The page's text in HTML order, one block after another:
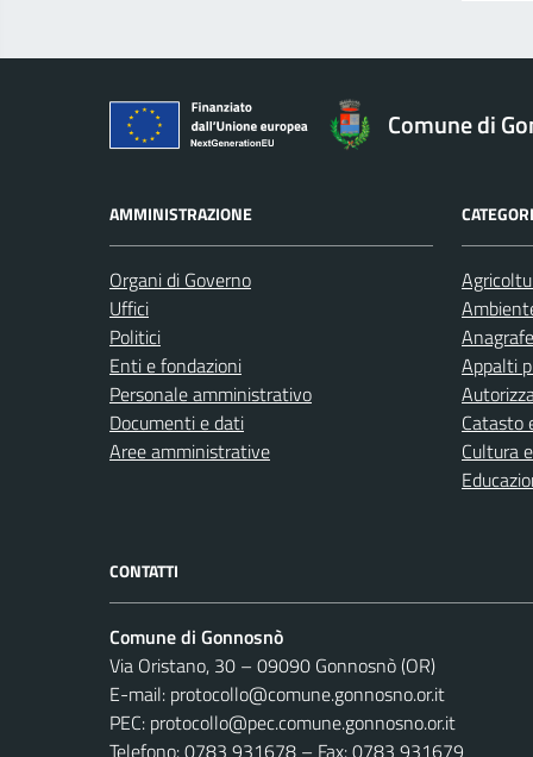
Comune di
AMMINISTRAZIONE
Organi di Governo
Uffici
Politici
Enti e fondazioni
Personale amministrativo
Documenti e dati
Aree amministrative
Appalti
Catasto
Cultura
CONTATTI
Comune di Gonnosnò
Via Oristano, 30 – 09090 Gonnosnò (OR)
E-mail: protocollo@comune.gonnosno.or.it
PEC: protocollo@pec.comune.gonnosno.or.it
Telefono: 0783 931678 – Fax: 0783 931679